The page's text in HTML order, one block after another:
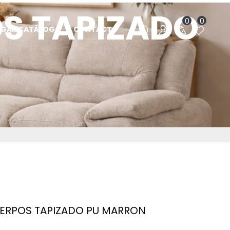
CATÁLOGO CONTACTO
0 0
TAPIZADO
TAPIZADO PU MARRON